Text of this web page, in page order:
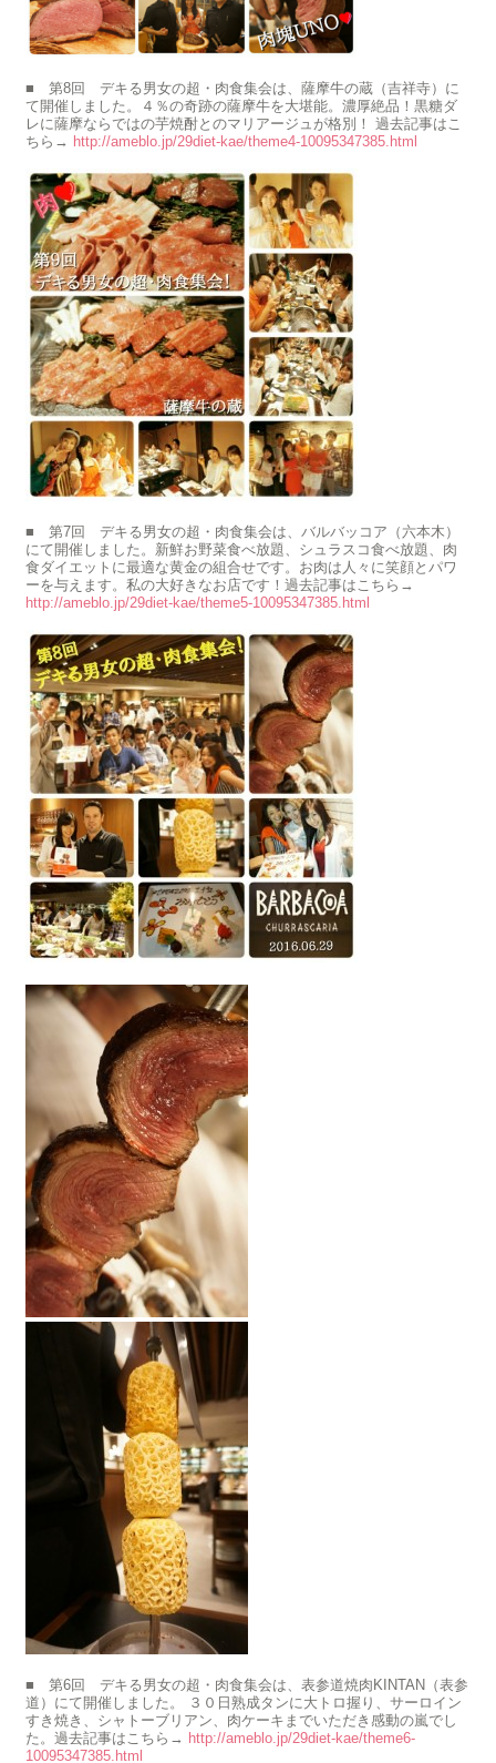
■ 第8回 デキる男女の超・肉食集会は、薩摩牛の蔵（吉祥寺）に
て開催しました。４％の奇跡の薩摩牛を大堪能。濃厚絶品！黒糖ダ
レに薩摩ならではの芋焼酎とのマリアージュが格別！ 過去記事はこ
ちら→ http://ameblo.jp/29diet-kae/theme4-10095347385.html
■ 第7回 デキる男女の超・肉食集会は、バルバッコア（六本木）
にて開催しました。新鮮お野菜食べ放題、シュラスコ食べ放題、肉
食ダイエットに最適な黄金の組合せです。お肉は人々に笑顔とパワ
ーを与えます。私の大好きなお店です！過去記事はこちら→
http://ameblo.jp/29diet-kae/theme5-10095347385.html
■ 第6回 デキる男女の超・肉食集会は、表参道焼肉KINTAN（表参
道）にて開催しました。 ３０日熟成タンに大トロ握り、サーロイン
すき焼き、シャトーブリアン、肉ケーキまでいただき感動の嵐でし
た。過去記事はこちら→ http://ameblo.jp/29diet-kae/theme6-
10095347385.html